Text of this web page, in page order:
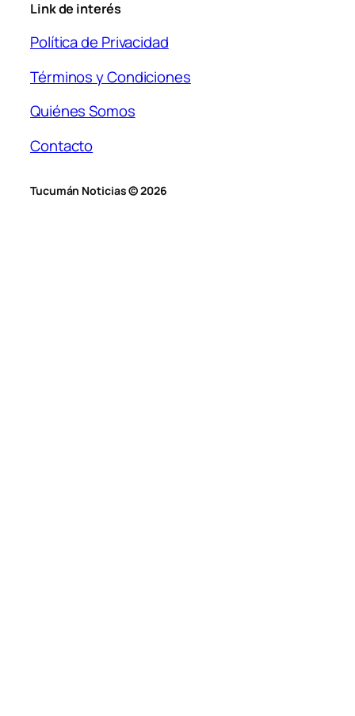
Link de interés
Política de Privacidad
Términos y Condiciones
Quiénes Somos
Contacto
Tucumán Noticias © 2026